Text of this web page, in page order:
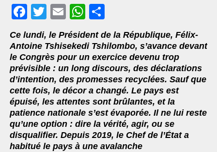
F
ac
eb
oo
k
T
wi
tt
er
E
m
ai
l
W
h
at
s
A
p
p
h
ar
e
Ce lundi, le Président de la République, Félix-
Antoine Tshisekedi Tshilombo, s’avance devant
le Congrès pour un exercice devenu trop
prévisible : un long discours, des déclarations
d’intention, des promesses recyclées. Sauf que
cette fois, le décor a changé. Le pays est
épuisé, les attentes sont brûlantes, et la
patience nationale s’est évaporée. Il ne lui reste
qu’une option : dire la vérité, agir, ou se
disqualifier. Depuis 2019, le Chef de l’État a
habitué le pays à une avalanche